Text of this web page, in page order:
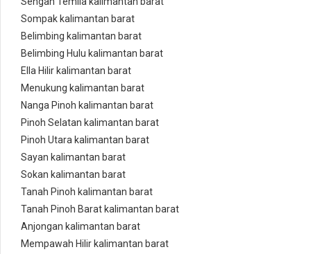
Sompak kalimantan barat
Belimbing kalimantan barat
Belimbing Hulu kalimantan barat
Ella Hilir kalimantan barat
Menukung kalimantan barat
Nanga Pinoh kalimantan barat
Pinoh Selatan kalimantan barat
Pinoh Utara kalimantan barat
Sayan kalimantan barat
Sokan kalimantan barat
Tanah Pinoh kalimantan barat
Tanah Pinoh Barat kalimantan barat
Anjongan kalimantan barat
Mempawah Hilir kalimantan barat